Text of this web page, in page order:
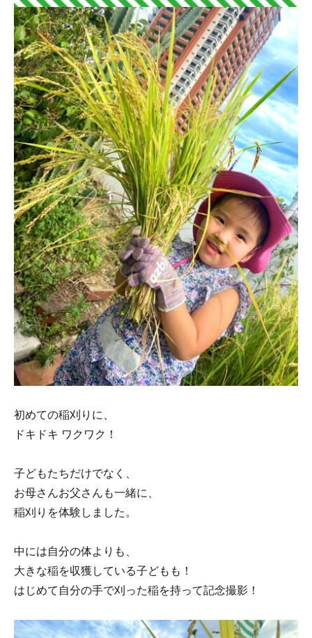
初めての稲刈りに、
ドキドキ ワクワク！
子どもたちだけでなく、
お母さんお父さんも一緒に、
稲刈りを体験しました。
中には自分の体よりも、
大きな稲を収獲している子どもも！
はじめて自分の手で刈った稲を持って記念撮影！